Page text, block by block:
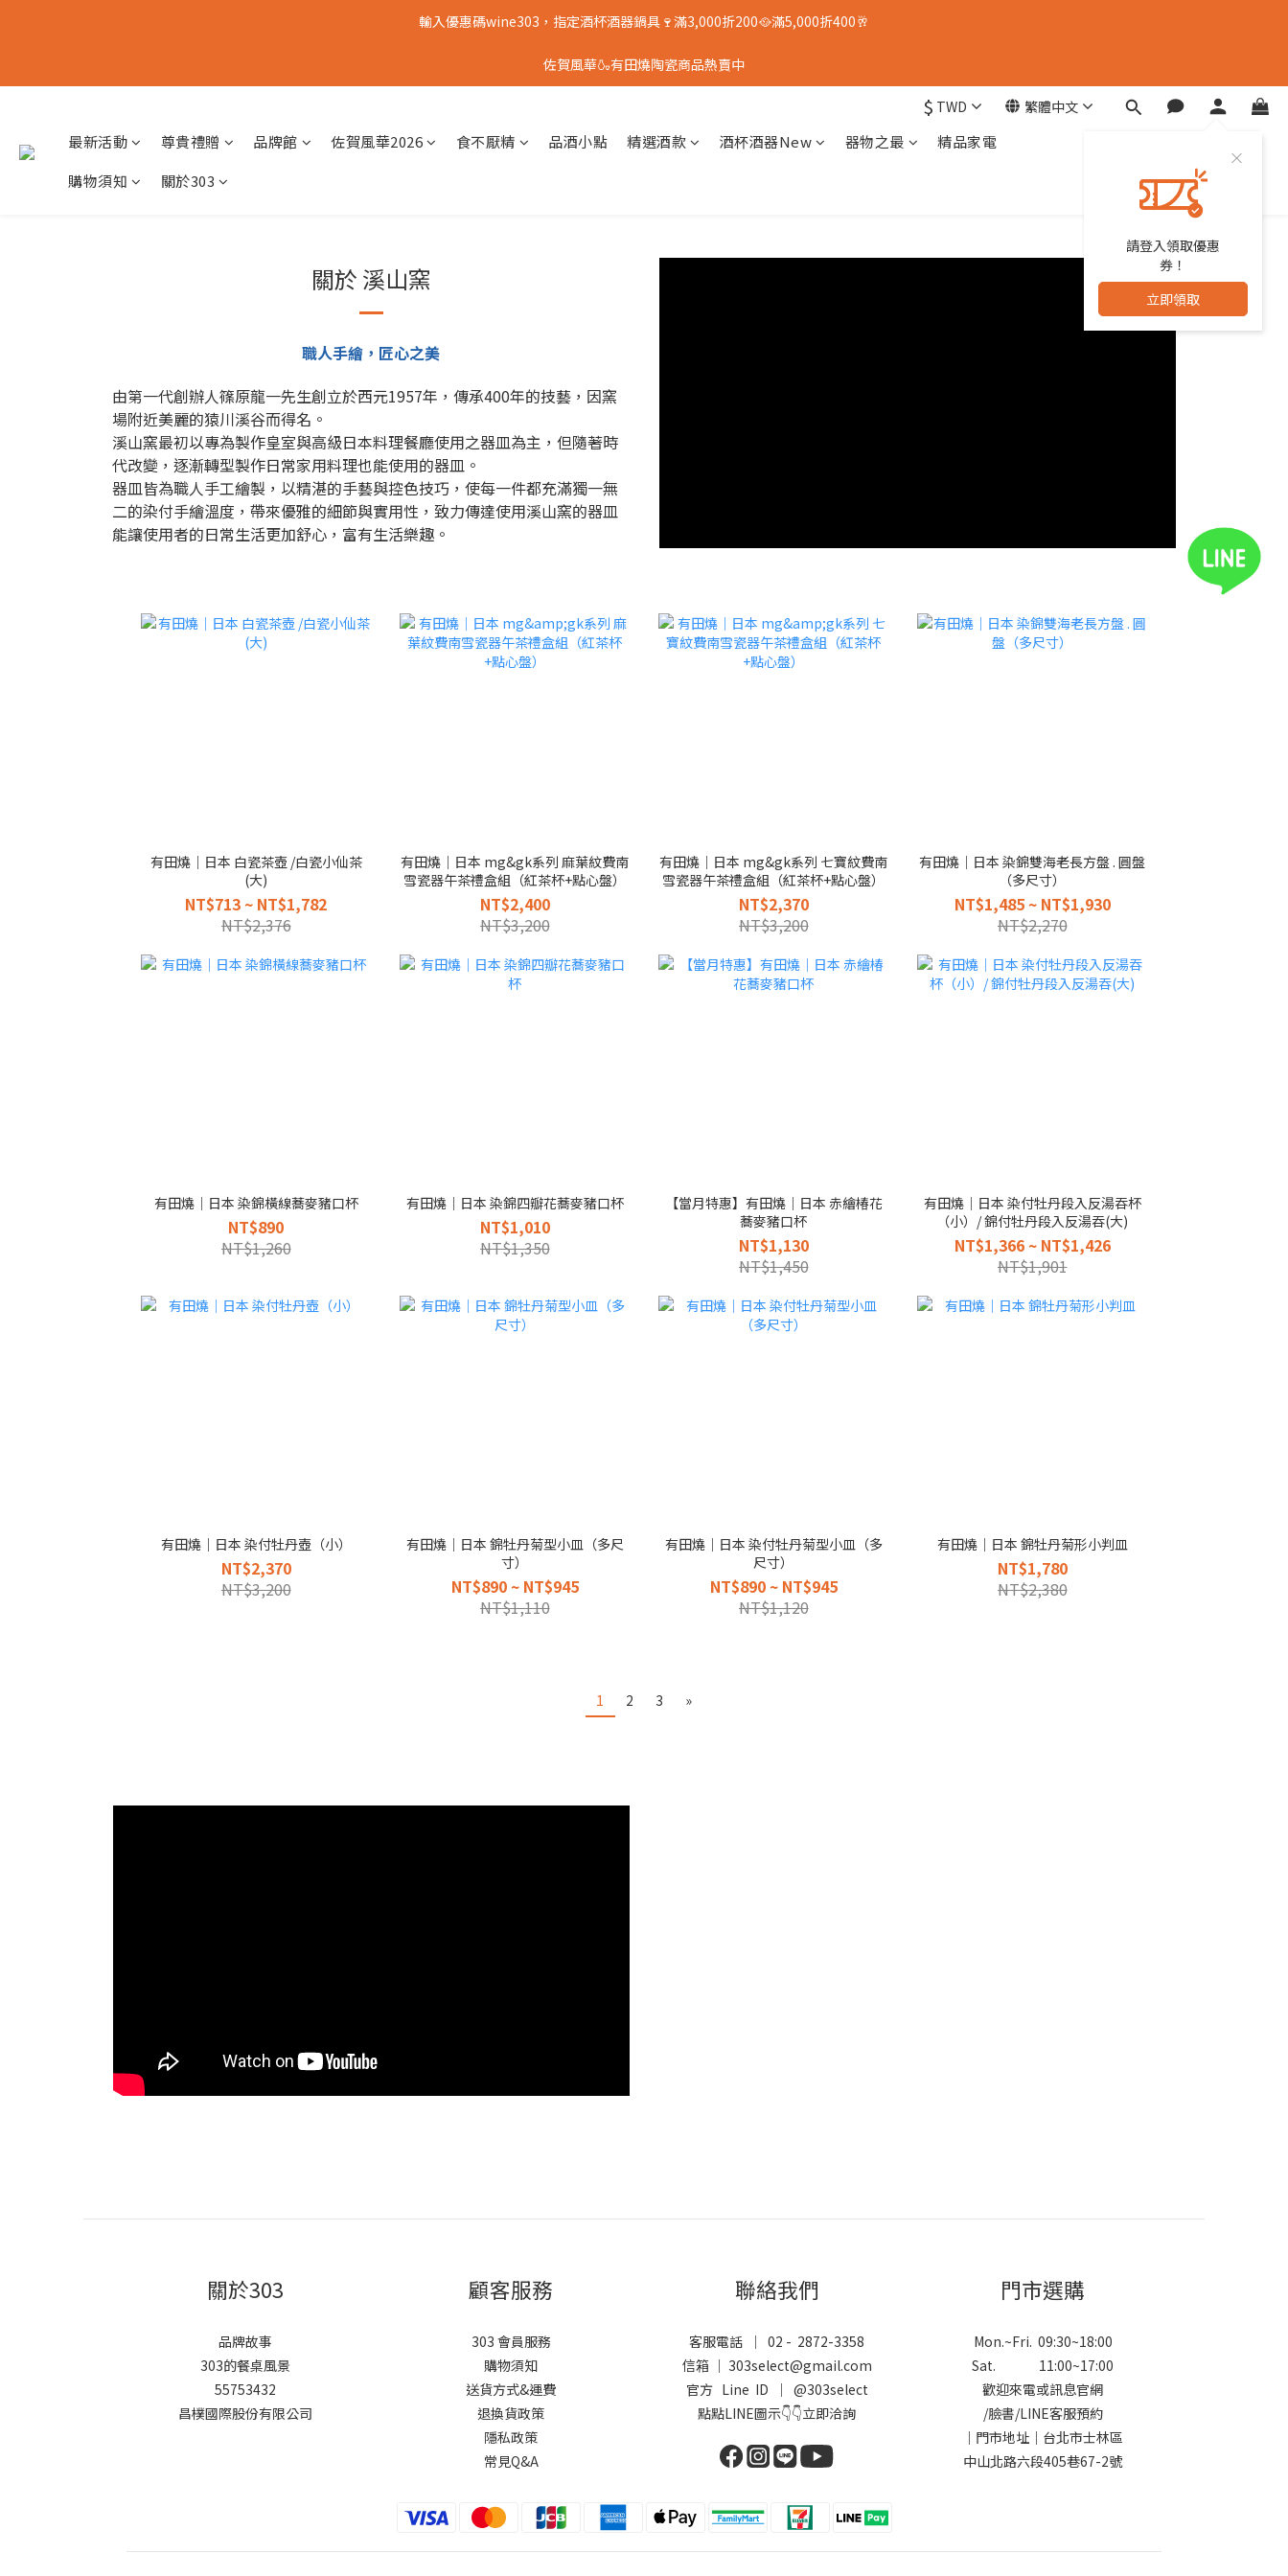
輸入優惠碼wine303，指定酒杯酒器鍋具🍷滿3,000折200🥘滿5,000折400🥂
佐賀風華🍶有田燒陶瓷商品熱賣中
$ TWD 繁體中文
請登入領取優惠
券！
立即領取
最新活動 尊貴禮贈 品牌館 佐賀風華2026 食不厭精 品酒小點 精選酒款 酒杯酒器New 器物之最
精品家電
購物須知
關於303
關於 溪山窯
職人手繪，匠心之美
由第一代創辦人篠原龍一先生創立於西元1957年，傳承400年的技藝，因窯
場附近美麗的猿川溪谷而得名。
溪山窯最初以專為製作皇室與高級日本料理餐廳使用之器皿為主，但隨著時
代改變，逐漸轉型製作日常家用料理也能使用的器皿。
器皿皆為職人手工繪製，以精湛的手藝與控色技巧，使每一件都充滿獨一無
二的染付手繪溫度，帶來優雅的細節與實用性，致力傳達使用溪山窯的器皿
能讓使用者的日常生活更加舒心，富有生活樂趣。
有田燒｜日本 白瓷茶壺 /白瓷小仙茶
(大)
NT$713 ~ NT$1,782
NT$2,376
有田燒｜日本 mg&gk系列 麻葉紋費南
雪瓷器午茶禮盒組（紅茶杯+點心盤）
NT$2,400
NT$3,200
有田燒｜日本 mg&gk系列 七寶紋費南
雪瓷器午茶禮盒組（紅茶杯+點心盤）
NT$2,370
NT$3,200
有田燒｜日本 染錦雙海老長方盤 . 圓盤
（多尺寸）
NT$1,485 ~ NT$1,930
NT$2,270
有田燒｜日本 染錦橫線蕎麥豬口杯
NT$890
NT$1,260
有田燒｜日本 染錦四瓣花蕎麥豬口杯
NT$1,010
NT$1,350
【當月特惠】有田燒｜日本 赤繪椿花
蕎麥豬口杯
NT$1,130
NT$1,450
有田燒｜日本 染付牡丹段入反湯吞杯
（小）/ 錦付牡丹段入反湯吞(大)
NT$1,366 ~ NT$1,426
NT$1,901
有田燒｜日本 染付牡丹壺（小）
NT$2,370
NT$3,200
有田燒｜日本 錦牡丹菊型小皿（多尺
寸）
NT$890 ~ NT$945
NT$1,110
有田燒｜日本 染付牡丹菊型小皿（多
尺寸）
NT$890 ~ NT$945
NT$1,120
有田燒｜日本 錦牡丹菊形小判皿
NT$1,780
NT$2,380
1 2 3 »
關於303
品牌故事
303的餐桌風景
55753432
昌樸國際股份有限公司
顧客服務
303 會員服務
購物須知
送貨方式&運費
退換貨政策
隱私政策
常見Q&A
聯絡我們
客服電話 ｜ 02 - 2872-3358
信箱 ｜ 303select@gmail.com
官方 Line ID ｜ @303select
點點LINE圖示👇👇立即洽詢
門市選購
Mon.~Fri. 09:30~18:00
Sat. 11:00~17:00
歡迎來電或訊息官網
/臉書/LINE客服預約
｜門市地址｜台北市士林區
中山北路六段405巷67-2號